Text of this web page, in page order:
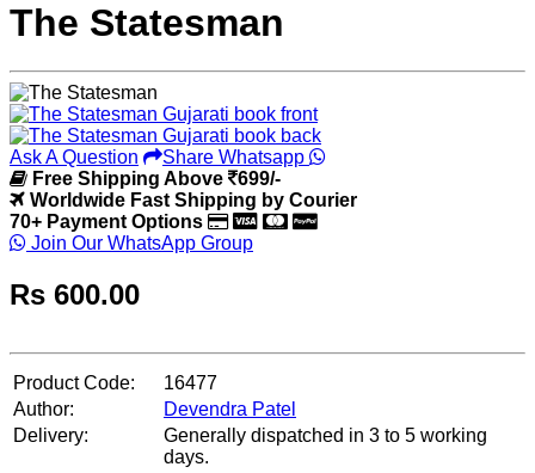
The Statesman
Ask A Question
Share Whatsapp
Free Shipping Above
699/-
Worldwide Fast Shipping by Courier
70+ Payment Options
Join Our WhatsApp Group
Rs 600.00
Product Code:
16477
Author:
Devendra Patel
Delivery:
Generally dispatched in 3 to 5 working
days.